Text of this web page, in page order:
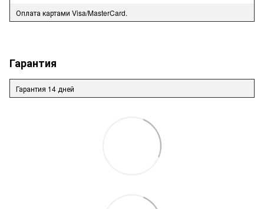
Оплата картами Visa/MasterCard.
Гарантия
Гарантия 14 дней